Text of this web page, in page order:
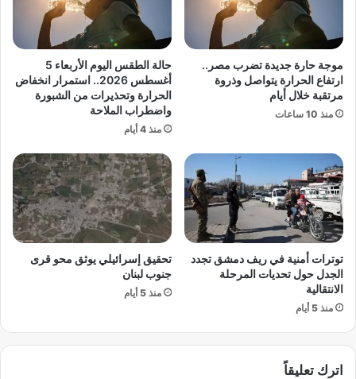
ت
ع
د
ه
ك
ث
ر
م
ن
1
0
أ
ي
ا
ا
ا
ل
ذ
موجة حارة جديدة تضرب مصر..
ارتفاع الحرارة يتواصل وذروة
مرتقبة خلال أيام
منذ 10 ساعات
حالة الطقس اليوم الأربعاء 5
أغسطس 2026.. استمرار انخفاض
الحرارة وتحذيرات من الشبورة
واضطراب الملاحة
منذ 4 أيام
توترات أمنية في ريف دمشق تجدد
الجدل حول تحديات المرحلة
الانتقالية
منذ 5 أيام
تحقيق إسرائيلي يوثق محو قرى
جنوب لبنان
منذ 5 أيام
اترك تعليقاً